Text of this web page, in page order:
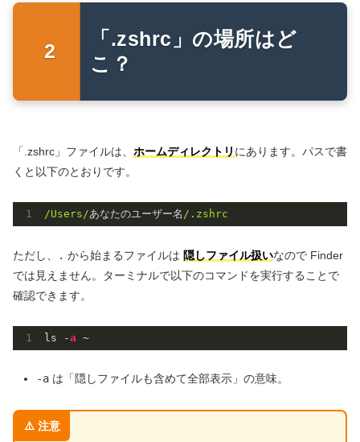
「.zshrc」の場所はど
こ？
「.zshrc」ファイルは、 ホームディレクトリ にあります。パスで書
くと以下のとおりです。
/Users/あなたのユーザー名 /.zshrc
ただし、 . から始まるファイルは 隠しファイル扱いなので Finder
では見えません。ターミナルで以下のコマンドを実行することで
確認できます。
ls -a
-aは「隠しファイルも含めて全部表示」の意味。